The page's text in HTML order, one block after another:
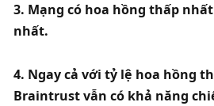
3. Mạng có hoa hồng thấp
nhất.
4. Ngay cả với tỷ lệ hoa hồng
Braintrust vẫn có khả năng